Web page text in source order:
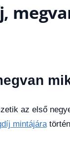
az első
mintájára